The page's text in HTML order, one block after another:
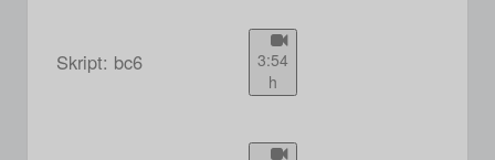
Skript: bc6
3:54
h